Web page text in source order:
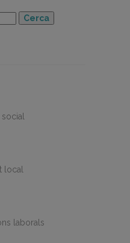
Cerca
social
local
laborals